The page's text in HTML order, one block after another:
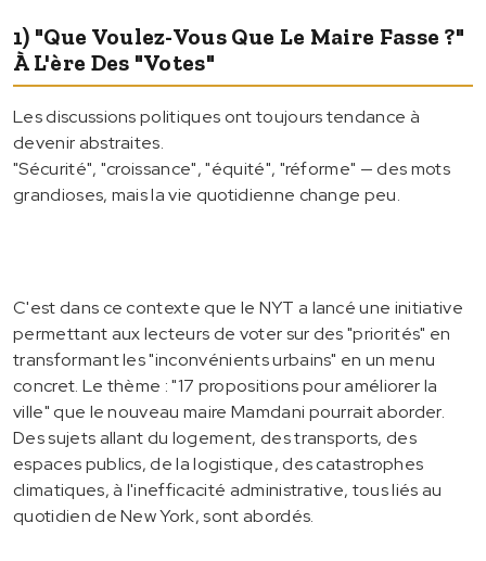
1) "Que Voulez-Vous Que Le Maire Fasse ?"
À L'ère Des "votes"
Les discussions politiques ont toujours tendance à
devenir abstraites.
"Sécurité", "croissance", "équité", "réforme" — des mots
grandioses, mais la vie quotidienne change peu.
C'est dans ce contexte que le NYT a lancé une initiative
permettant aux lecteurs de voter sur des "priorités" en
transformant les "inconvénients urbains" en un menu
concret. Le thème : "17 propositions pour améliorer la
ville" que le nouveau maire Mamdani pourrait aborder.
Des sujets allant du logement, des transports, des
espaces publics, de la logistique, des catastrophes
climatiques, à l'inefficacité administrative, tous liés au
quotidien de New York, sont abordés.